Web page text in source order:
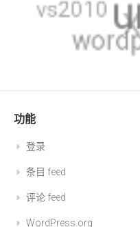
功能
登录
条目 feed
评论 feed
WordPress.org